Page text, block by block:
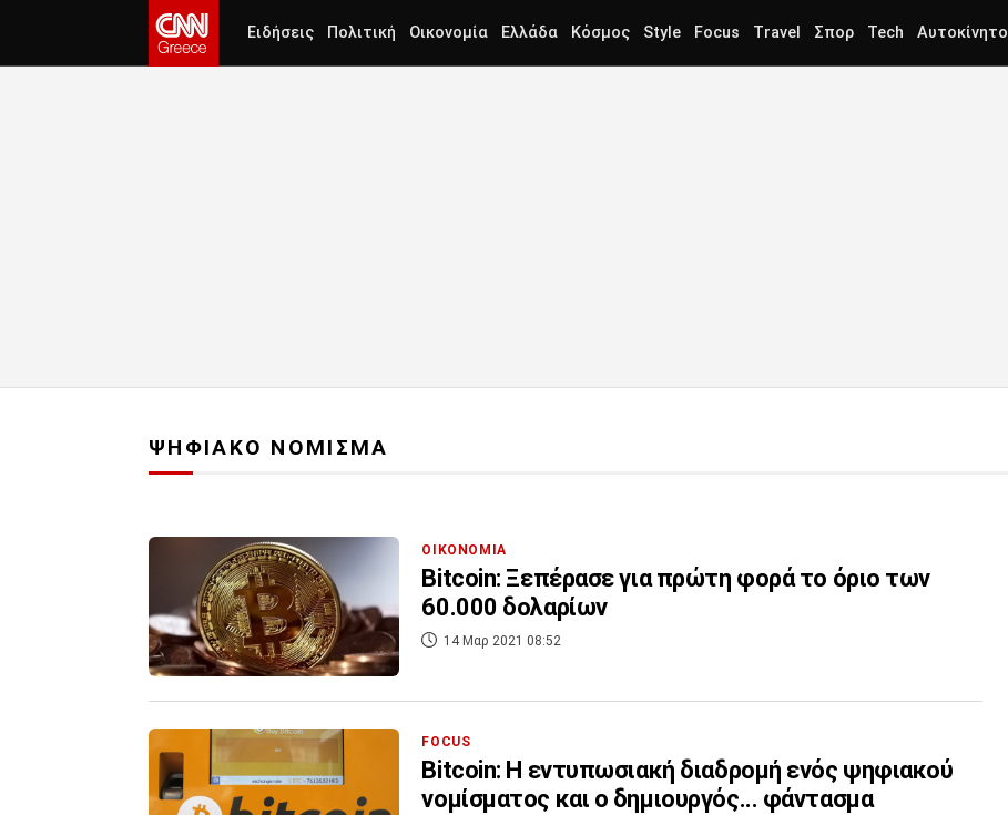
Ειδήσεις Πολιτική Οικονομία Ελλάδα Κόσμος Style Focus Travel Σπορ Tech Αυτοκίνητο
ΨΗΦΙΑΚΟ ΝΟΜΙΣΜΑ
ΟΙΚΟΝΟΜΙΑ
Bitcoin: Ξεπέρασε για πρώτη φορά το όριο των
60.000 δολαρίων
14 Μαρ 2021 08:52
FOCUS
Bitcoin: Η εντυπωσιακή διαδρομή ενός ψηφιακού
νομίσματος και ο δημιουργός... φάντασμα